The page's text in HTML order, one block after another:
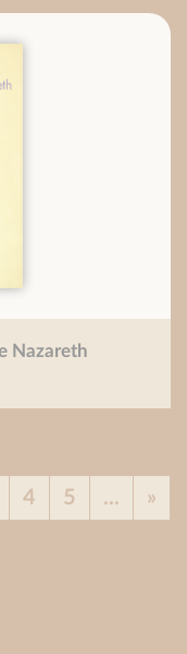
Nazareth
4 5 ... »